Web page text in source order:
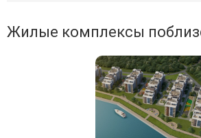
Жилые комплексы